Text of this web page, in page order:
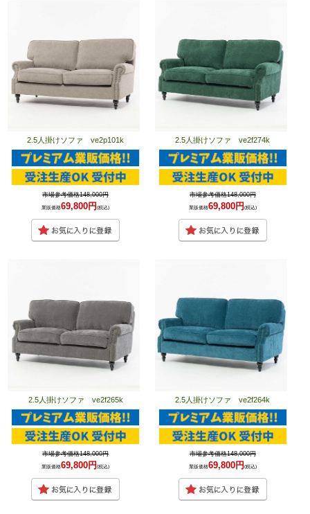
2.5人掛けソファ ve2p101k
市場参考価格148,000円
業販価格69,800円(税込)
2.5人掛けソファ ve2f274k
市場参考価格148,000円
業販価格69,800円 (税込)
2.5人掛けソファ ve2f265k
市場参考価格148,000円
業販価格69,800円(税込)
2.5人掛けソファ ve2f264k
市場参考価格148,000円
業販価格69,800円 (税込)